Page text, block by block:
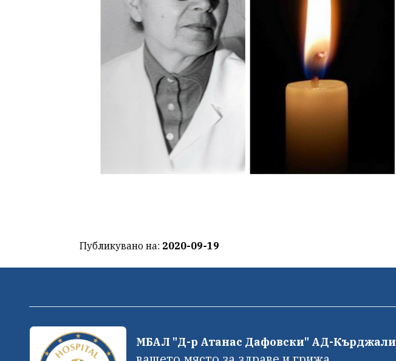
Публикувано на: 2020-09-19
МБАЛ "Д-р Атанас Дафовски" АД-Кърджали